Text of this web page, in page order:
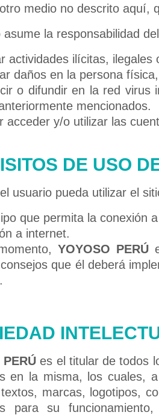
medio no descrito aquí,
asume la responsabilidad
actividades ilícitas,
daños en la persona
o difundir en la red virus
mencionados.
acceder y/o utilizar las
DE USO
usuario pueda utilizar el
que permita la conexión
a internet.
YOYOSO PERÚ
que él deberá
es el titular de todos
en la misma, los cuales,
marcas, logotipos,
para su